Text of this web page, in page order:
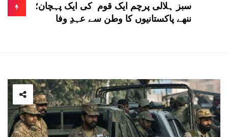
سبز ہلالی پرچم ایک
ننھے پاکستانیوں کا
ٹیکسٹائلز کا
تجارتی تعاون کے فروغ پر